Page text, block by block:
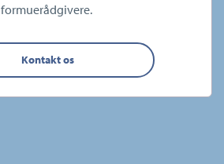
formuerådgivere.
Kontakt os